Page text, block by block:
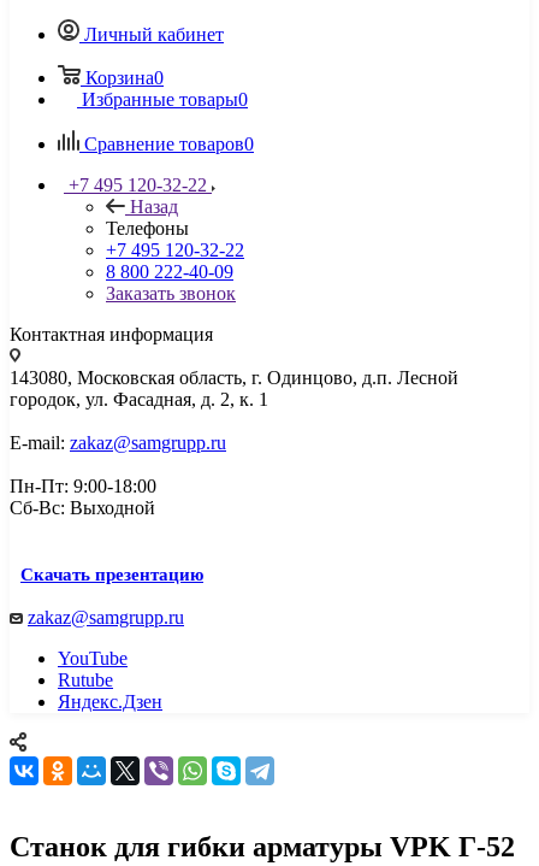
Личный кабинет
Корзина0
Избранные товары0
Сравнение товаров0
+7 495 120-32-22
Назад
Телефоны
+7 495 120-32-22
8 800 222-40-09
Заказать звонок
Контактная информация
143080, Mосковская область, г. Одинцово, д.п. Лесной
городок, ул. Фасадная, д. 2, к. 1
E-mail: zakaz@samgrupp.ru
Пн-Пт: 9:00-18:00
Сб-Вс: Выходной
Скачать презентацию
zakaz@samgrupp.ru
YouTube
Rutube
Яндекс.Дзен
Станок для гибки арматуры VPK Г-52